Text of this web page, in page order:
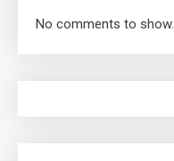
No comments to show.